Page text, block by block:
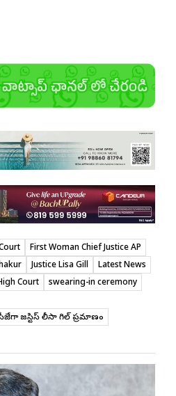
First Woman Chief Justice AP
Justice Lisa Gill
Latest News
Court
swearing-in ceremony
జస్టిస్ లీసా గిల్ ప్రమాణం